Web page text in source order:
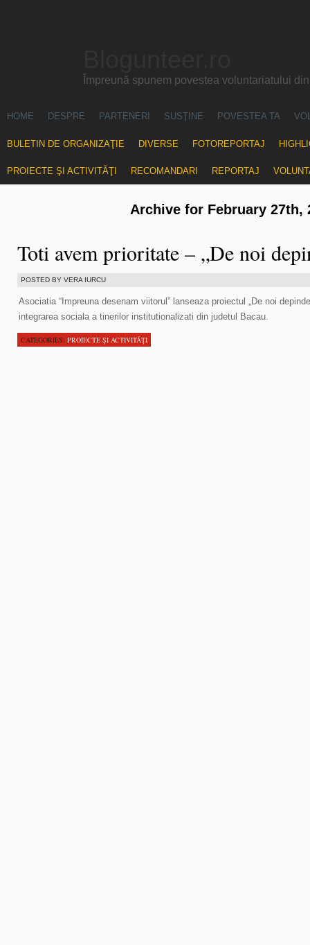
Împreună spunem povestea voluntariatului
HOME DESPRE PARTENERI SUSŢINE POVESTEA TA
BULETIN DE ORGANIZAŢIE DIVERSE FOTOREPORTAJ
PROIECTE ŞI ACTIVITĂŢI RECOMANDARI REPORTAJ
Archive for February 27th,
Toti avem prioritate – „De noi
POSTED BY VERA IURCU
Asociatia “Impreuna desenam viitorul” lanseaza proiectul „De noi
integrarea sociala a tinerilor institutionalizati din judetul Bacau.
CATEGORIES: PROIECTE ŞI ACTIVITĂŢI